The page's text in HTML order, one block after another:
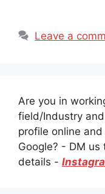
Leave a
Are you in
field/Industry
profile online
Google? - DM
details -